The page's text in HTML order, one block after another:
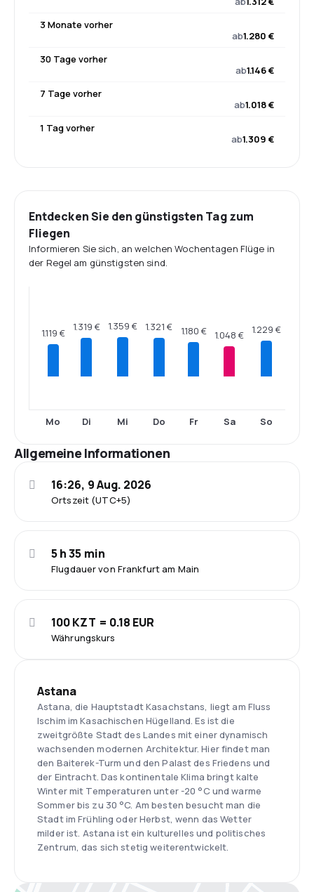
3 Monate vorher
ab1.280 €
30 Tage vorher
ab1.146 €
7 Tage vorher
ab1.018 €
1 Tag vorher
ab1.309 €
Entdecken Sie den günstigsten Tag zum
Fliegen
Informieren Sie sich, an welchen Wochentagen Flüge in
der Regel am günstigsten sind.
1.119 €
Mo
1.319 €
Di
1.359 €
Mi
1.321 €
Do
1.180 €
Fr
1.048 €
Sa
1.229 €
So
Allgemeine Informationen
Ortszeit (UTC+5)
16:26, 9 Aug. 2026
Flugdauer von Frankfurt am Main
5 h 35 min
Währungskurs
100 KZT = 0.18 EUR
Astana
Astana, die Hauptstadt Kasachstans, liegt am Fluss
Ischim im Kasachischen Hügelland. Es ist die
zweitgrößte Stadt des Landes mit einer dynamisch
wachsenden modernen Architektur. Hier findet man
den Baiterek-Turm und den Palast des Friedens und
der Eintracht. Das kontinentale Klima bringt kalte
Winter mit Temperaturen unter -20 °C und warme
Sommer bis zu 30 °C. Am besten besucht man die
Stadt im Frühling oder Herbst, wenn das Wetter
milder ist. Astana ist ein kulturelles und politisches
Zentrum, das sich stetig weiterentwickelt.